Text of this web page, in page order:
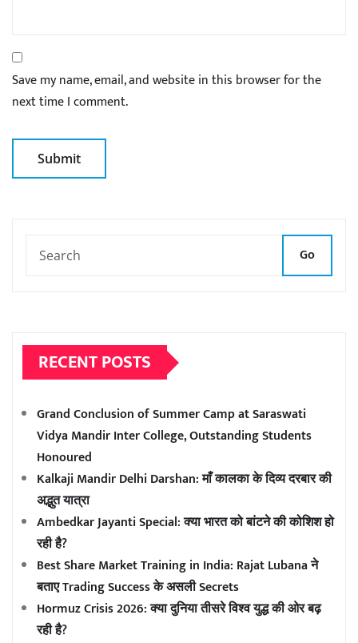
Save my name, email, and website in this browser for the
next time I comment.
Go
RECENT POSTS
Grand Conclusion of Summer Camp at Saraswati
Vidya Mandir Inter College, Outstanding Students
Honoured
Kalkaji Mandir Delhi Darshan: माँ कालका के दिव्य दरबार की
अद्भुत यात्रा
Ambedkar Jayanti Special: क्या भारत को बांटने की कोशिश हो
रही है?
Best Share Market Training in India: Rajat Lubana ने
बताए Trading Success के असली Secrets
Hormuz Crisis 2026: क्या दुनिया तीसरे विश्व युद्ध की ओर बढ़
रही है?